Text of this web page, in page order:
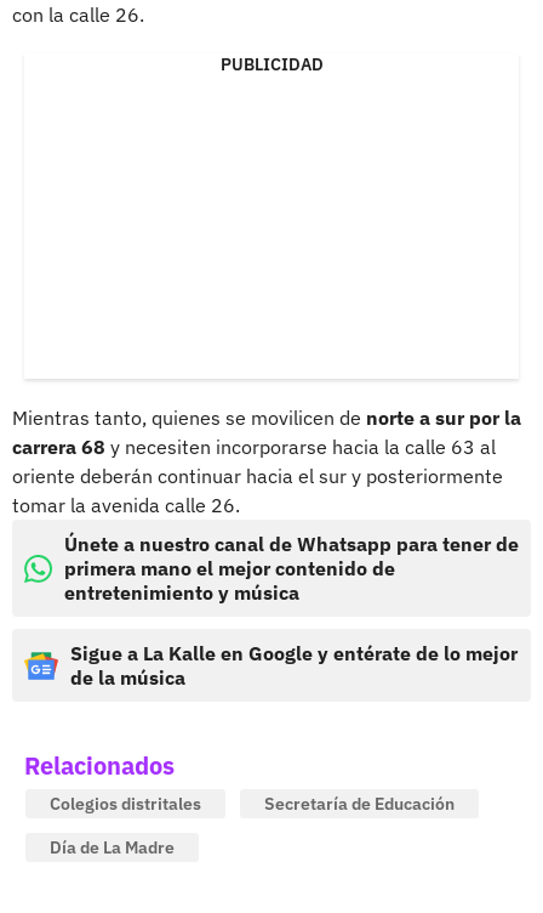
con la calle 26.
PUBLICIDAD
Mientras tanto, quienes se movilicen de norte a sur por la
carrera 68 y necesiten incorporarse hacia la calle 63 al
oriente deberán continuar hacia el sur y posteriormente
tomar la avenida calle 26.
Únete a nuestro canal de Whatsapp para tener de
primera mano el mejor contenido de
entretenimiento y música
Sigue a La Kalle en Google y entérate de lo mejor
de la música
Relacionados
Colegios distritales
Secretaría de Educación
Día de La Madre